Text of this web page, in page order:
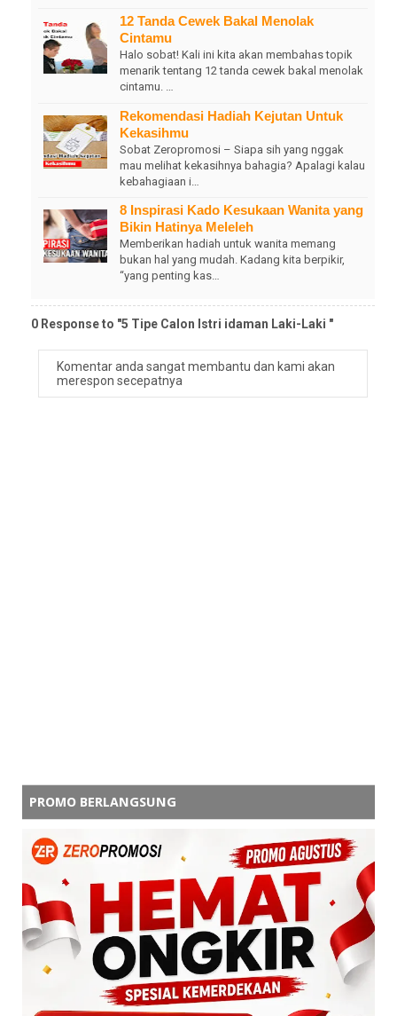
12 Tanda Cewek Bakal Menolak
Cintamu
Halo sobat! Kali ini kita akan membahas topik
menarik tentang 12 tanda cewek bakal menolak
cintamu. …
Rekomendasi Hadiah Kejutan Untuk
Kekasihmu
Sobat Zeropromosi – Siapa sih yang nggak
mau melihat kekasihnya bahagia? Apalagi kalau
kebahagiaan i…
8 Inspirasi Kado Kesukaan Wanita yang
Bikin Hatinya Meleleh
Memberikan hadiah untuk wanita memang
bukan hal yang mudah. Kadang kita berpikir,
“yang penting kas…
0 Response to "5 Tipe Calon Istri idaman Laki-Laki "
Komentar anda sangat membantu dan kami akan
merespon secepatnya
PROMO BERLANGSUNG